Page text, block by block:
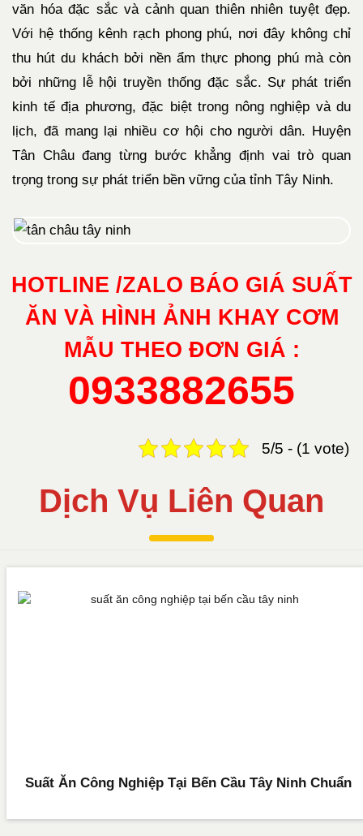
văn hóa đặc sắc và cảnh quan thiên nhiên tuyệt đẹp.
Với hệ thống kênh rạch phong phú, nơi đây không chỉ
thu hút du khách bởi nền ẩm thực phong phú mà còn
bởi những lễ hội truyền thống đặc sắc. Sự phát triển
kinh tế địa phương, đặc biệt trong nông nghiệp và du
lịch, đã mang lại nhiều cơ hội cho người dân. Huyện
Tân Châu đang từng bước khẳng định vai trò quan
trọng trong sự phát triển bền vững của tỉnh Tây Ninh.
HOTLINE /ZALO BÁO GIÁ SUẤT
ĂN VÀ HÌNH ẢNH KHAY CƠM
MẪU THEO ĐƠN GIÁ :
0933882655
5/5 - (1 vote)
Dịch Vụ Liên Quan
Suất Ăn Công Nghiệp Tại Bến Cầu Tây Ninh Chuẩn